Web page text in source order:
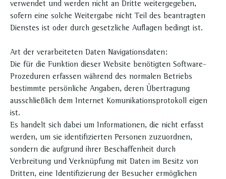
verwendet und werden nicht an Dritte weitergegeben,
sofern eine solche Weitergabe nicht Teil des beantragten
Dienstes ist oder durch gesetzliche Auflagen bedingt ist.
Art der verarbeiteten Daten Navigationsdaten:
Die für die Funktion dieser Website benötigten Software-
Prozeduren erfassen während des normalen Betriebs
bestimmte persönliche Angaben, deren Übertragung
ausschließlich dem Internet Komunikationsprotokoll eigen
ist.
Es handelt sich dabei um Informationen, die nicht erfasst
werden, um sie identifizierten Personen zuzuordnen,
sondern die aufgrund ihrer Beschaffenheit durch
Verbreitung und Verknüpfung mit Daten im Besitz von
Dritten, eine Identifizierung der Besucher ermöglichen